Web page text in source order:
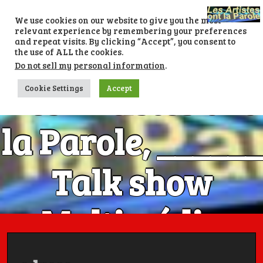
content
Les Artistes ont
la Parole, ______
Talk show
Multimédia
We use cookies on our website to give you the most
relevant experience by remembering your preferences
and repeat visits. By clicking “Accept”, you consent to
the use of ALL the cookies.
Do not sell my personal information.
Cookie Settings Accept